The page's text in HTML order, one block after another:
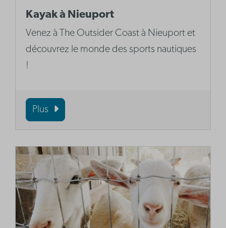
Kayak à Nieuport
Venez à The Outsider Coast à Nieuport et
découvrez le monde des sports nautiques
!
Plus